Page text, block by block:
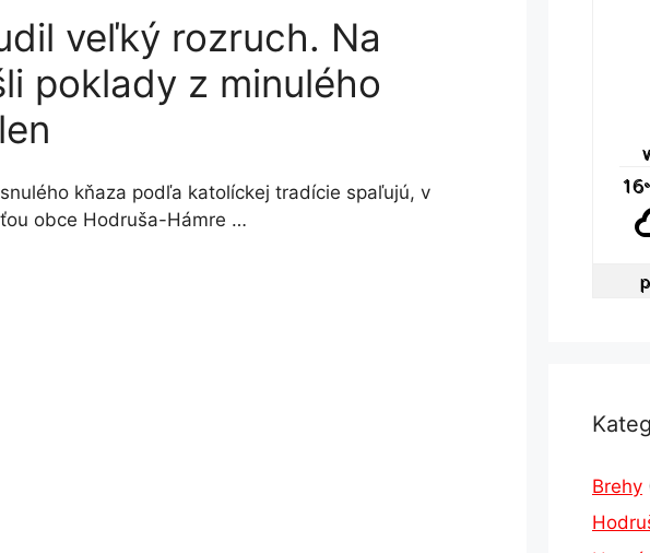
veľký rozruch. Na
poklady z minulého
kňaza podľa katolíckej tradície spaľujú, v
obce Hodruša-Hámre …
16
Brehy